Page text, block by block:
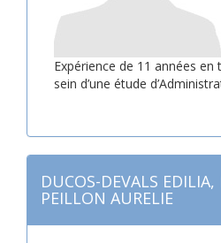
Expérience de 11 années en
sein d’une étude
DUCOS-DEVALS
PEILLON AURELIE